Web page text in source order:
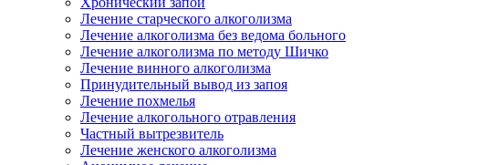
Лечение старческого алкоголизма
Лечение алкоголизма без ведома больного
Лечение алкоголизма по методу Шичко
Лечение винного алкоголизма
Принудительный вывод из запоя
Лечение похмелья
Лечение алкогольного отравления
Частный вытрезвитель
Лечение женского алкоголизма